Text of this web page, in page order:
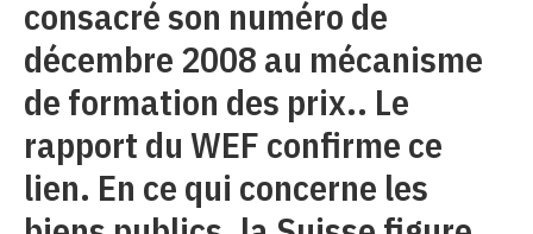
consacré son numéro de
décembre 2008 au mécanisme
de formation des prix.. Le
rapport du WEF confirme ce
lien. En ce qui concerne les